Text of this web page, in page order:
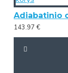
143.97 €